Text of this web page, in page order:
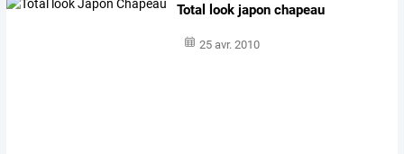
Total look japon chapeau
25 avr. 2010